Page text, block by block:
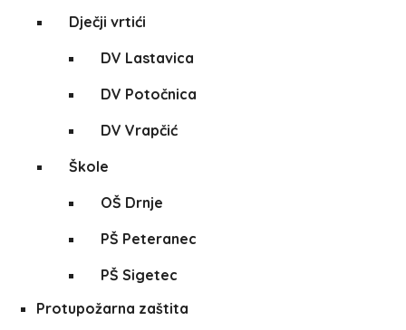
Dječji vrtići
DV Lastavica
DV Potočnica
DV Vrapčić
Škole
OŠ Drnje
PŠ Peteranec
PŠ Sigetec
Protupožarna zaštita